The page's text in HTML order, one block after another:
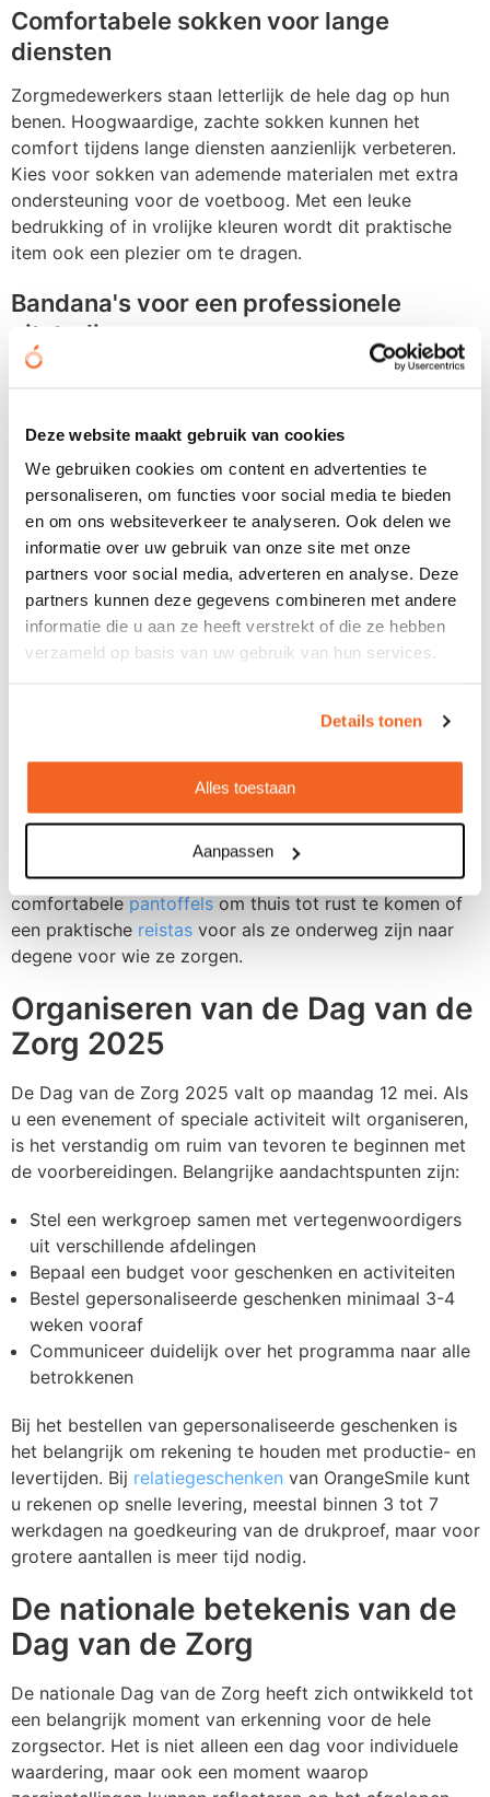
Deze website maakt gebruik van cookies
We gebruiken cookies om content en advertenties te
personaliseren, om functies voor social media te bieden
en om ons websiteverkeer te analyseren. Ook delen we
informatie over uw gebruik van onze site met onze
partners voor social media, adverteren en analyse. Deze
partners kunnen deze gegevens combineren met andere
informatie die u aan ze heeft verstrekt of die ze hebben
verzameld op basis van uw gebruik van hun services.
Details tonen
Alles toestaan
Aanpassen
Comfortabele sokken voor lange
diensten
Zorgmedewerkers staan letterlijk de hele dag op hun
benen. Hoogwaardige, zachte sokken kunnen het
comfort tijdens lange diensten aanzienlijk verbeteren.
Kies voor sokken van ademende materialen met extra
ondersteuning voor de voetboog. Met een leuke
bedrukking of in vrolijke kleuren wordt dit praktische
item ook een plezier om te dragen.
Bandana's voor een professionele
uitstraling
In sommige zorgsettings dragen medewerkers
kwalitatieve, gepersonaliseerde bandana's kan niet
teamgevoel en professionele uitstraling. Ze zijn
verkrijgbaar in verschillende kleuren en kunnen worden
bedrukt met inspirerende teksten of het logo van de
zorginstelling.
Waardering tonen aan
mantelzorgers
mantelzorgers erkenning voor hun belangrijke rol. De
aangewezen moment, maar ook op de Dag van de Zorg
Voor mantelzorgers zijn geschenken die bijdragen aan
ontspanning en zelfzorg bijzonder waardevol. Denk aan
comfortabelepantoffelsom thuis tot rust te komen of
een praktische reistasvoor als ze onderweg zijn naar
degene voor wie ze zorgen.
Organiseren van de Dag van de
Zorg 2025
De Dag van de Zorg 2025 valt op maandag 12 mei. Als
u een evenement of speciale activiteit wilt organiseren,
is het verstandig om ruim van tevoren te beginnen met
de voorbereidingen. Belangrijke aandachtspunten zijn:
Stel een werkgroep samen met vertegenwoordigers
uit verschillende afdelingen
Bepaal een budget voor geschenken en activiteiten
Bestel gepersonaliseerde geschenken minimaal 3-4
weken vooraf
Communiceer duidelijk over het programma naar alle
betrokkenen
Bij het bestellen van gepersonaliseerde geschenken is
het belangrijk om rekening te houden met productie- en
levertijden. Bij relatiegeschenken van OrangeSmile kunt
u rekenen op snelle levering, meestal binnen 3 tot 7
werkdagen na goedkeuring van de drukproef, maar voor
grotere aantallen is meer tijd nodig.
De nationale betekenis van de
Dag van de Zorg
De nationale Dag van de Zorg heeft zich ontwikkeld tot
een belangrijk moment van erkenning voor de hele
zorgsector. Het is niet alleen een dag voor individuele
waardering, maar ook een moment waarop